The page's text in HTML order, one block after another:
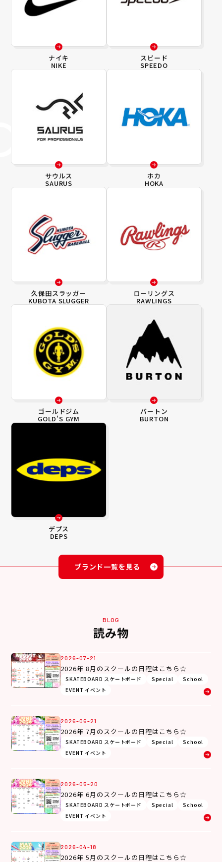
ナイキ
NIKE
スピード
SPEEDO
サウルス
SAURUS
ホカ
HOKA
久保田スラッガー
KUBOTA SLUGGER
ローリングス
RAWLINGS
ゴールドジム
GOLD’S GYM
バートン
BURTON
デプス
DEPS
ブランド一覧を見る
BLOG
読み物
2026-07-21
2026年 8月のスクールの日程はこちら☆
SKATEBOARD スケートボード Special
School
EVENT イベント
2026-06-21
2026年 7月のスクールの日程はこちら☆
SKATEBOARD スケートボード Special
School
EVENT イベント
2026-05-20
2026年 6月のスクールの日程はこちら☆
SKATEBOARD スケートボード Special
School
EVENT イベント
2026-04-18
2026年 5月のスクールの日程はこちら☆